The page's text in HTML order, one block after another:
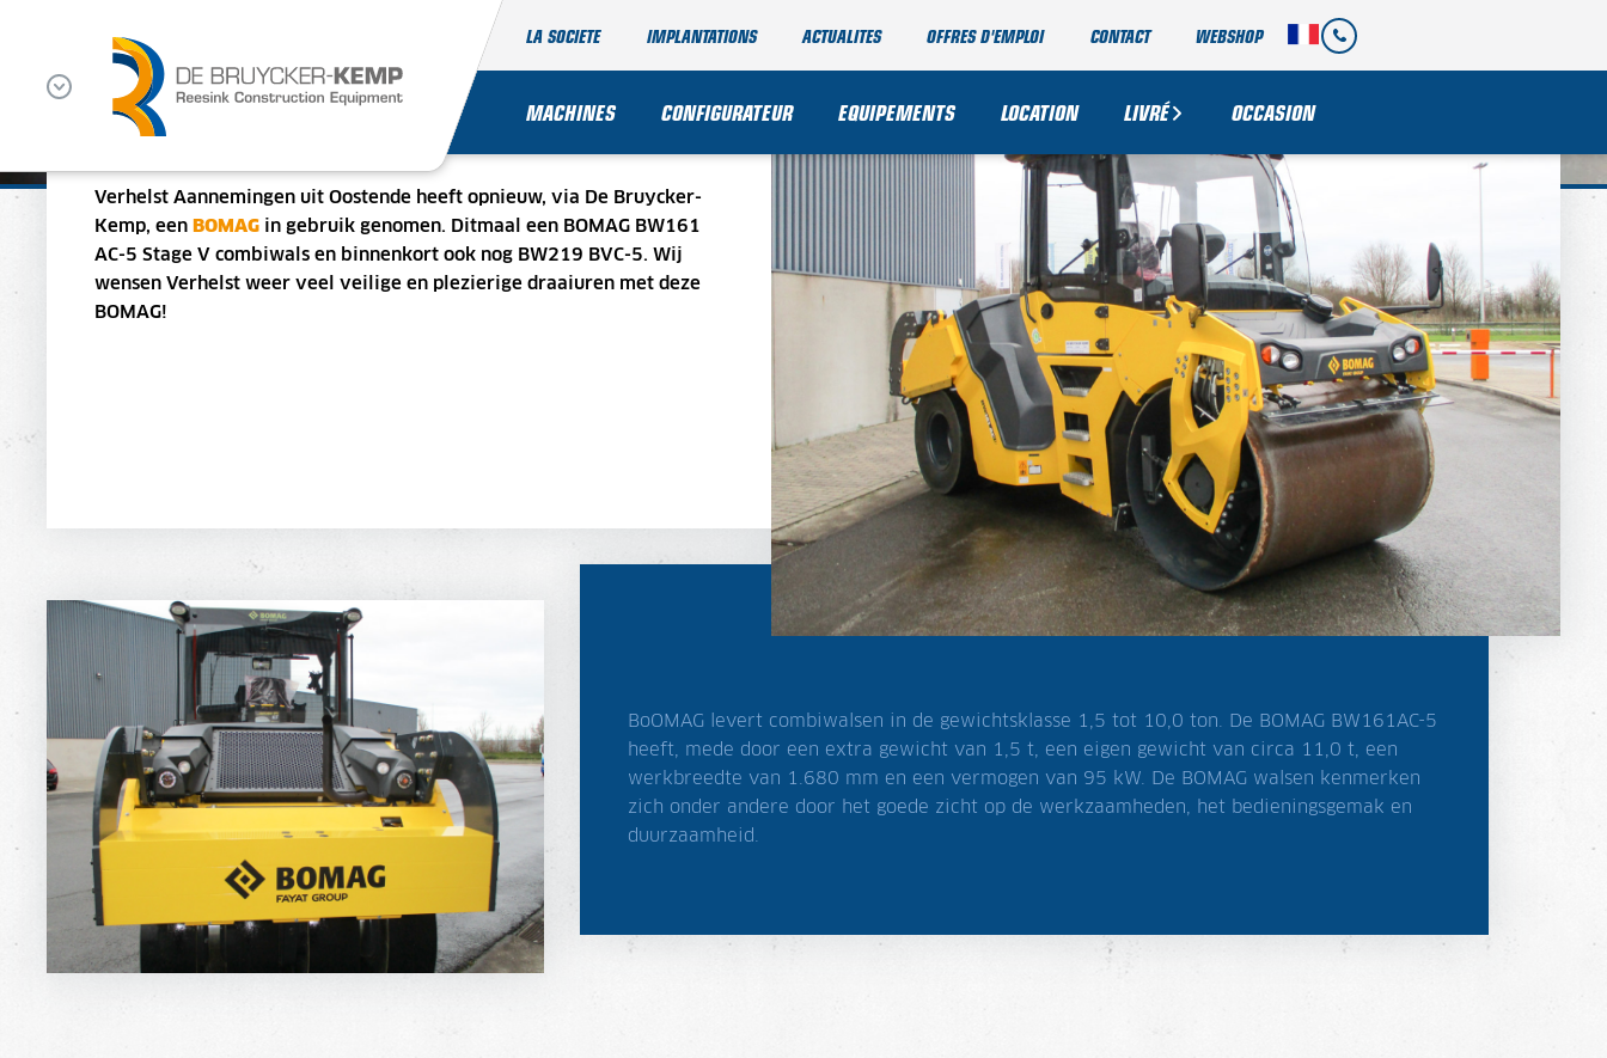
LA SOCIETE IMPLANTATIONS ACTUALITES OFFRES D'EMPLOI CONTACT WEBSHOP
MACHINES CONFIGURATEUR EQUIPEMENTS LOCATION LIVRÉ OCCASION
OPNIEUW EEN BOMAG VOOR VERHELST
AANNEMINGEN
Verhelst Aannemingen uit Oostende heeft opnieuw, via De Bruycker-
Kemp, een BOMAG in gebruik genomen. Ditmaal een BOMAG BW161
AC-5 Stage V combiwals en binnenkort ook nog BW219 BVC-5. Wij
wensen Verhelst weer veel veilige en plezierige draaiuren met deze
BOMAG!
BoOMAG levert combiwalsen in de gewichtsklasse 1,5 tot 10,0 ton. De BOMAG BW161AC-5
heeft, mede door een extra gewicht van 1,5 t, een eigen gewicht van circa 11,0 t, een
werkbreedte van 1.680 mm en een vermogen van 95 kW. De BOMAG walsen kenmerken
zich onder andere door het goede zicht op de werkzaamheden, het bedieningsgemak en
duurzaamheid.